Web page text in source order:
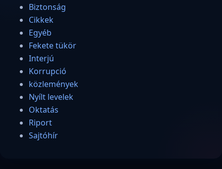
Biztonság
Cikkek
Egyéb
Fekete tükör
Interjú
Korrupció
közlemények
Nyílt levelek
Oktatás
Riport
Sajtóhír